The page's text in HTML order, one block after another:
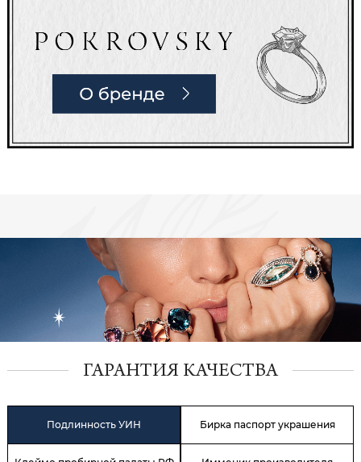
ГАРАНТИЯ КАЧЕСТВА
Подлинность УИН Бирка паспорт украшения